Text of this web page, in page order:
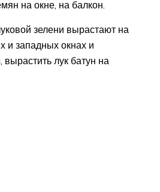
на окне, на балкон.
зелени вырастают на
и западных окнах и
вырастить лук батун на